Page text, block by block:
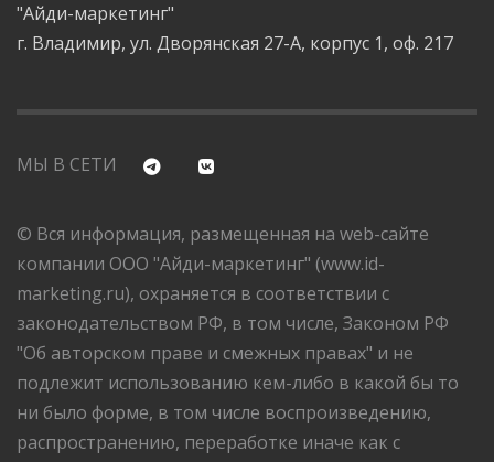
"Айди-маркетинг"
г. Владимир, ул. Дворянская 27-А, корпус 1, оф. 217
МЫ В СЕТИ
© Вся информация, размещенная на web-сайте
компании ООО "Айди-маркетинг" (www.id-
marketing.ru), охраняется в соответствии с
законодательством РФ, в том числе, Законом РФ
"Об авторском праве и смежных правах" и не
подлежит использованию кем-либо в какой бы то
ни было форме, в том числе воспроизведению,
распространению, переработке иначе как с